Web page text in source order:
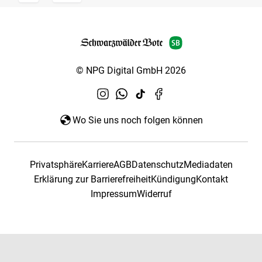
© NPG Digital GmbH 2026
Wo Sie uns noch folgen können
PrivatsphäreKarriereAGBDatenschutzMediadaten
Erklärung zur BarrierefreiheitKündigungKontakt
ImpressumWiderruf